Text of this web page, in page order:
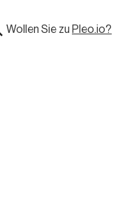
Wollen Sie zu Pleo.io?